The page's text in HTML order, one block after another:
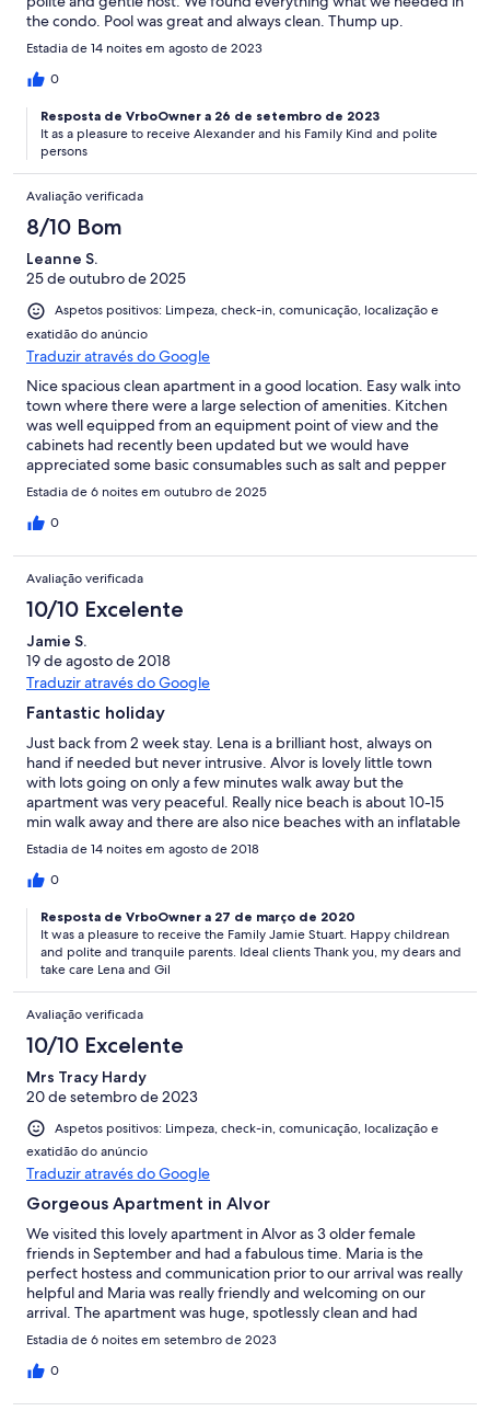
the condo. Pool was great and always clean. Thump up.
Estadia de 14 noites em agosto de 2023
0
Resposta de VrboOwner a 26 de setembro de 2023
It as a pleasure to receive Alexander and his Family Kind and polite
persons
Avaliação verificada
8/10 Bom
Leanne S.
25 de outubro de 2025
Aspetos positivos: Limpeza, check-in, comunicação, localização e
exatidão do anúncio
Traduzir através do Google
Nice spacious clean apartment in a good location. Easy walk into
town where there were a large selection of amenities. Kitchen
was well equipped from an equipment point of view and the
cabinets had recently been updated but we would have
appreciated some basic consumables such as salt and pepper
and washing up liquid, these have usually been provided in
very firm. We didn’t use the pool as it was a little too cool but it
comfortable sofa and pleasant balcony seating area. Overall
would recommend.
Estadia de 6 noites em outubro de 2025
0
Avaliação verificada
10/10 Excelente
Jamie S.
19 de agosto de 2018
Traduzir através do Google
Fantastic holiday
Just back from 2 week stay. Lena is a brilliant host, always on
hand if needed but never intrusive. Alvor is lovely little town
with lots going on only a few minutes walk away but the
apartment was very peaceful. Really nice beach is about 10-15
min walk away and there are also nice beaches with an inflatable
obstacle course about 5 mins drive away at Priara de Rocha. The
kids loved the pool and overall a great holiday.
Estadia de 14 noites em agosto de 2018
0
Resposta de VrboOwner a 27 de março de 2020
It was a pleasure to receive the Family Jamie Stuart. Happy childrean
and polite and tranquile parents. Ideal clients Thank you, my dears and
take care Lena and Gil
Avaliação verificada
10/10 Excelente
Mrs Tracy Hardy
20 de setembro de 2023
Aspetos positivos: Limpeza, check-in, comunicação, localização e
exatidão do anúncio
Traduzir através do Google
Gorgeous Apartment in Alvor
We visited this lovely apartment in Alvor as 3 older female
friends in September and had a fabulous time. Maria is the
perfect hostess and communication prior to our arrival was really
helpful and Maria was really friendly and welcoming on our
arrival. The apartment was huge, spotlessly clean and had
everything we needed for our stay. The lovely sea view from the
well proportioned with the pool being plenty big enough for
Estadia de 6 noites em setembro de 2023
0